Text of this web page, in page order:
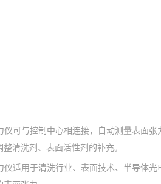
仪可与控制中心相连接，自动测量表面张
清洗剂、表面活性剂的补充。
仪适用于清洗行业、表面技术、半导体光